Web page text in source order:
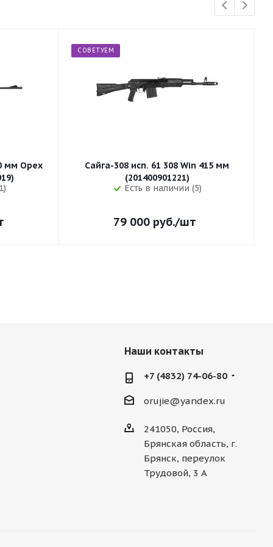
мм Орех
(32019)
СОВЕТУЕМ
Сайга-308 исп. 61 308 Win 415 мм
(201400901221)
Есть в наличии (5)
79 000 руб./шт
Наши контакты
+7 (4832) 74-06-80
orujie@yandex.ru
241050, Россия,
Брянская область, г.
Брянск, переулок
Трудовой, 3 А